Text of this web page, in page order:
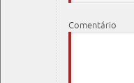
Comentário